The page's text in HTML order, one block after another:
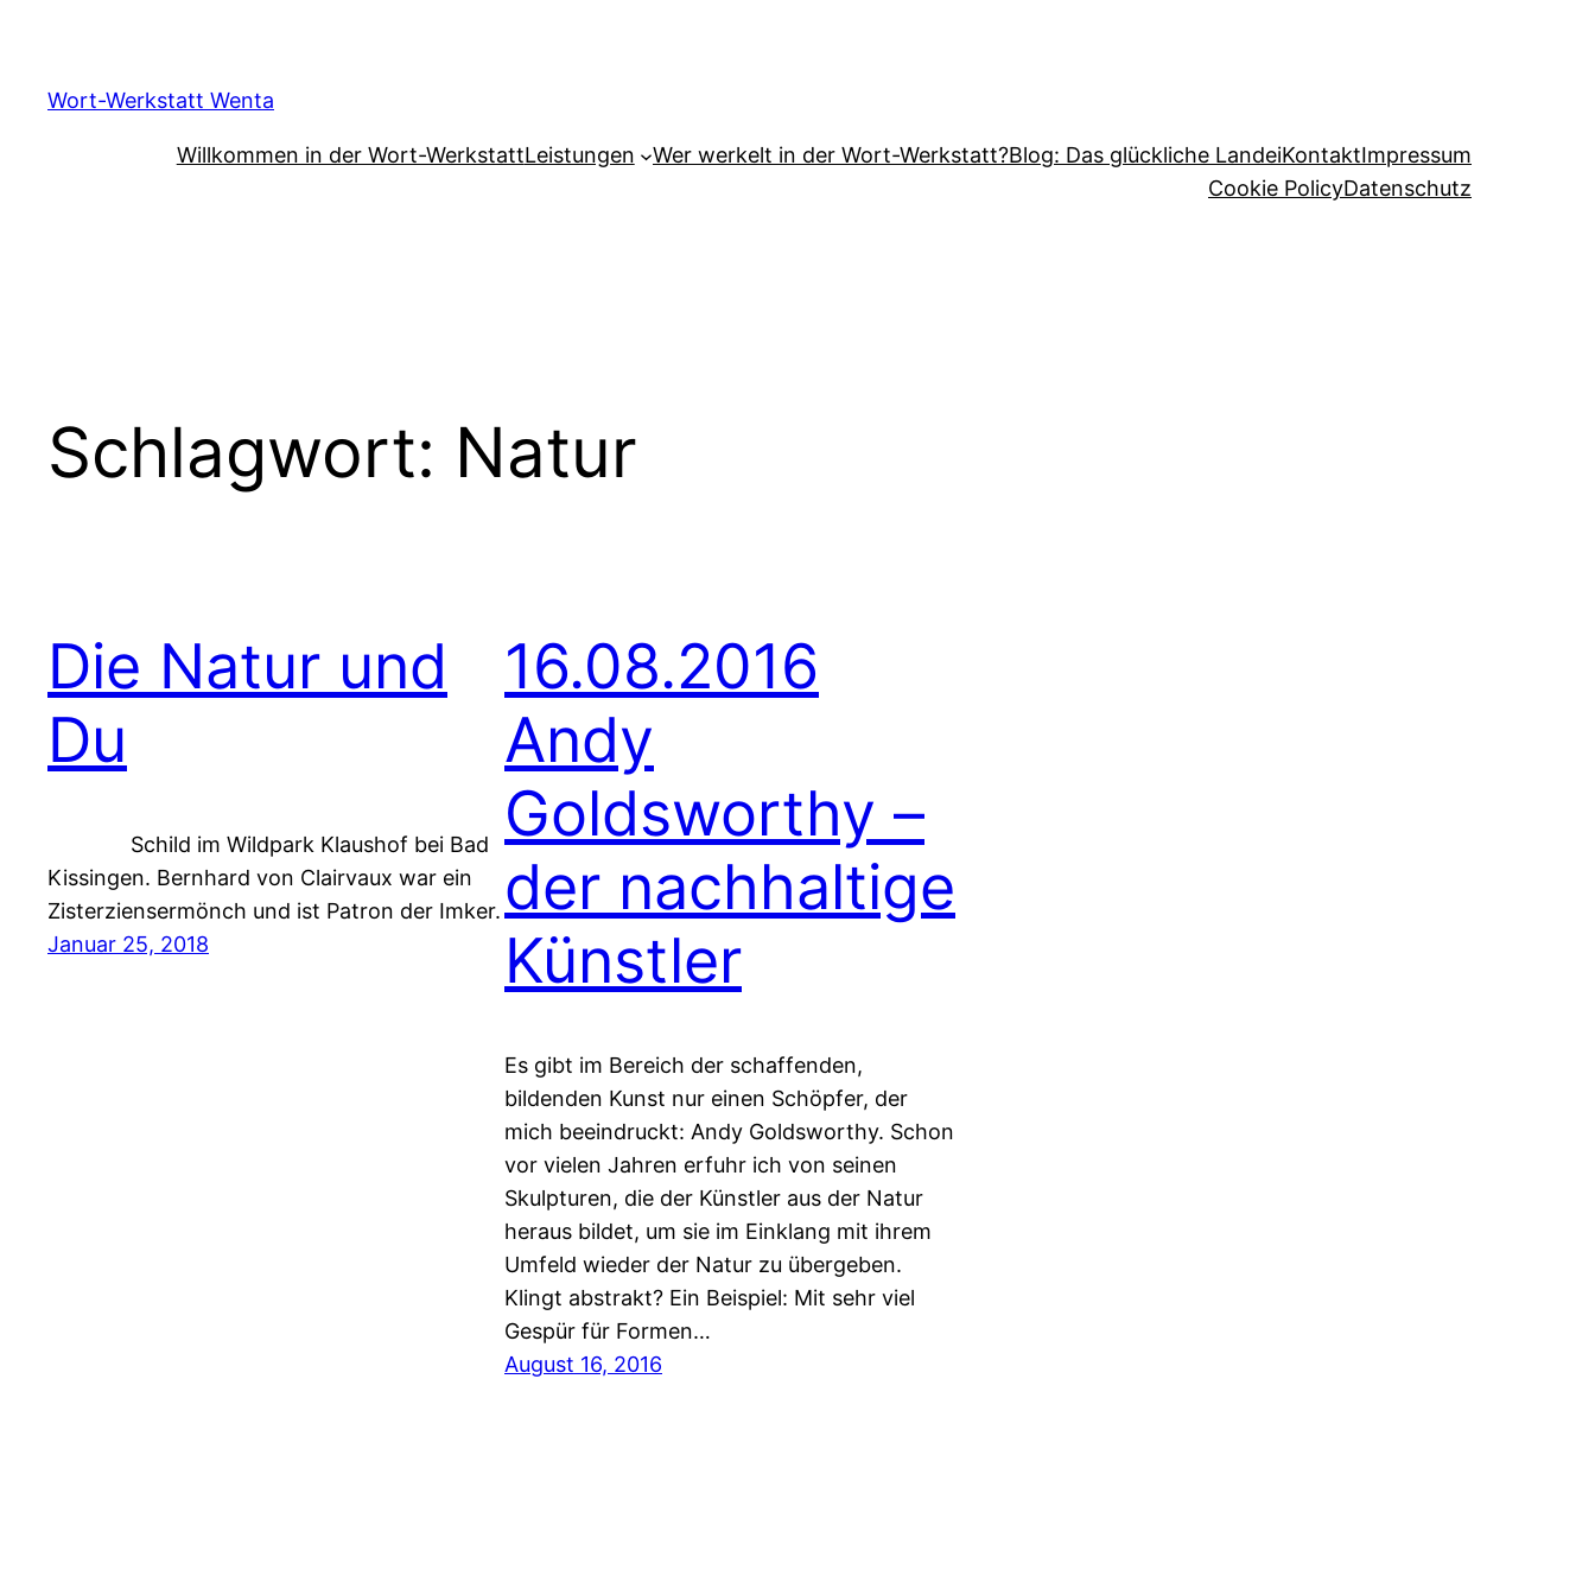
springen
Wort-Werkstatt Wenta
Willkommen in der Wort-WerkstattLeistungen Wer werkelt in der Wort-Werkstatt?Blog: Das glückliche LandeiKontaktImpressum
Cookie PolicyDatenschutz
Schlagwort: Natur
Die Natur und
Du
Schild im Wildpark Klaushof bei Bad
Kissingen. Bernhard von Clairvaux war ein
Zisterziensermönch und ist Patron der Imker.
Januar 25, 2018
16.08.2016
Andy
Goldsworthy –
der nachhaltige
Künstler
Es gibt im Bereich der schaffenden,
bildenden Kunst nur einen Schöpfer, der
mich beeindruckt: Andy Goldsworthy. Schon
vor vielen Jahren erfuhr ich von seinen
Skulpturen, die der Künstler aus der Natur
heraus bildet, um sie im Einklang mit ihrem
Umfeld wieder der Natur zu übergeben.
Klingt abstrakt? Ein Beispiel: Mit sehr viel
Gespür für Formen…
August 16, 2016